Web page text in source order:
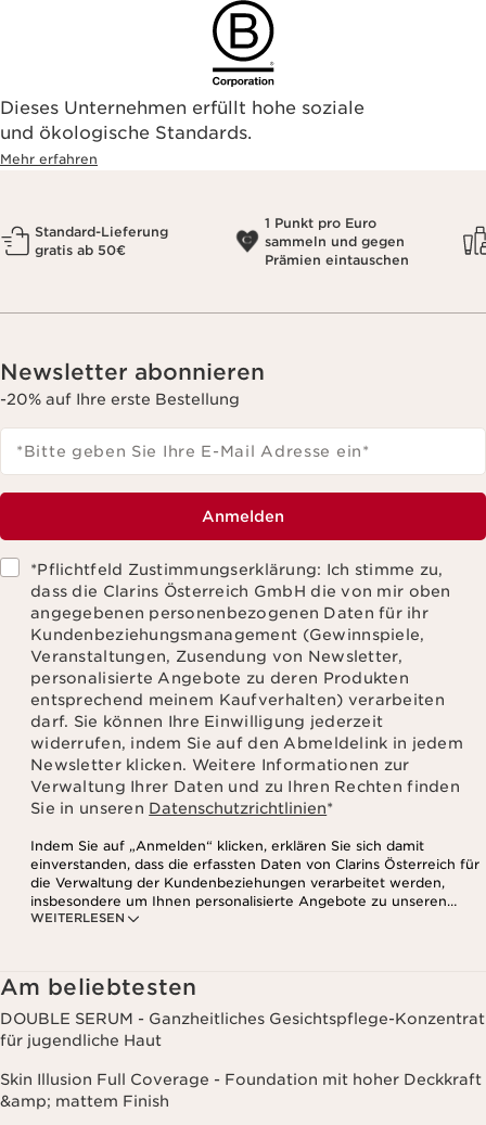
Dieses Unternehmen erfüllt hohe soziale
und ökologische Standards.
Mehr erfahren
Standard-Lieferung
gratis ab 50€
1 Punkt pro Euro
sammeln und gegen
Prämien eintauschen
Newsletter abonnieren
-20% auf Ihre erste Bestellung
*Bitte geben Sie Ihre E-Mail Adresse ein*
Anmelden
*Pflichtfeld Zustimmungserklärung: Ich stimme zu,
dass die Clarins Österreich GmbH die von mir oben
angegebenen personenbezogenen Daten für ihr
Kundenbeziehungsmanagement (Gewinnspiele,
Veranstaltungen, Zusendung von Newsletter,
personalisierte Angebote zu deren Produkten
entsprechend meinem Kaufverhalten) verarbeiten
darf. Sie können Ihre Einwilligung jederzeit
widerrufen, indem Sie auf den Abmeldelink in jedem
Newsletter klicken. Weitere Informationen zur
Verwaltung Ihrer Daten und zu Ihren Rechten finden
Sie in unseren Datenschutzrichtlinien*
WEITERLESEN
Indem Sie auf „Anmelden“ klicken, erklären Sie sich damit
einverstanden, dass die erfassten Daten von Clarins Österreich für
die Verwaltung der Kundenbeziehungen verarbeitet werden,
insbesondere um Ihnen personalisierte Angebote zu unseren
Produkten und Dienstleistungen entsprechend Ihrem
Websites Dritter, sowie für analytische Zwecke.
Am beliebtesten
DOUBLE SERUM - Ganzheitliches Gesichtspflege-Konzentrat
für jugendliche Haut
Skin Illusion Full Coverage - Foundation mit hoher Deckkraft
&amp; mattem Finish